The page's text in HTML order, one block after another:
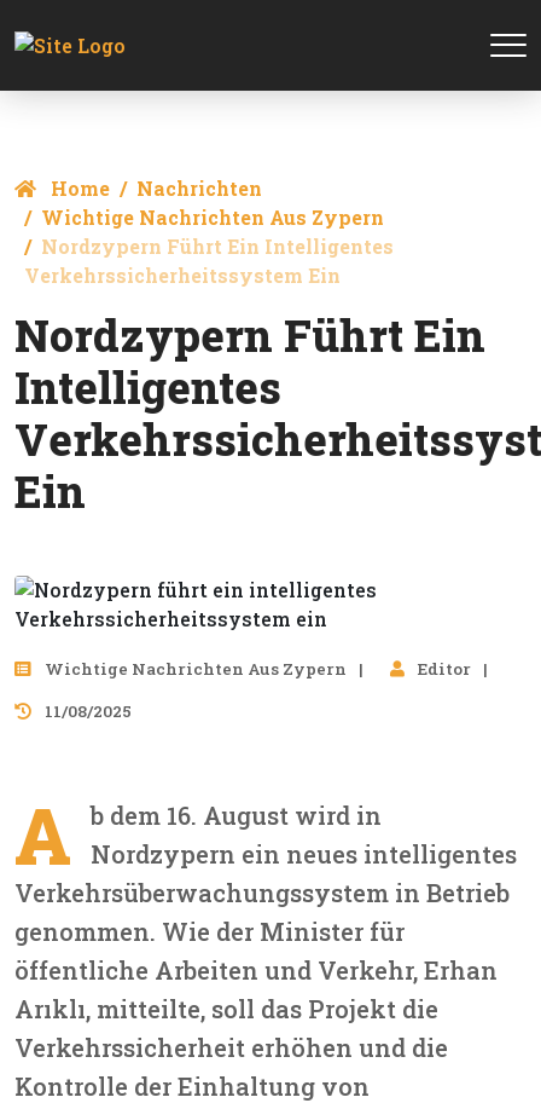
Home
Nachrichten
Wichtige Nachrichten Aus Zypern
Nordzypern Führt Ein Intelligentes
Verkehrssicherheitssystem Ein
Nordzypern Führt Ein
Intelligentes
Ein
Wichtige Nachrichten Aus Zypern
Editor
11/08/2025
A
b dem 16. August wird in
Nordzypern ein neues intelligentes
Verkehrsüberwachungssystem in Betrieb
genommen. Wie der Minister für
öffentliche Arbeiten und Verkehr, Erhan
Arıklı, mitteilte, soll das Projekt die
Verkehrssicherheit erhöhen und die
Kontrolle der Einhaltung von